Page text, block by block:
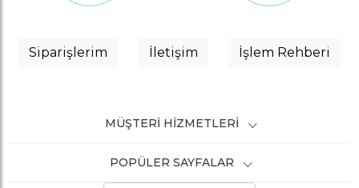
Siparişlerim İletişim İşlem Rehberi
MÜŞTERI HIZMETLERI
POPÜLER SAYFALAR